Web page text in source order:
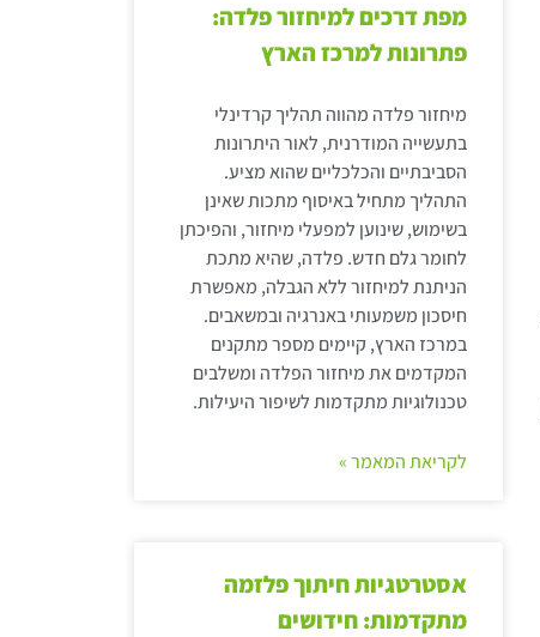
מפת דרכים למיחזור פלדה:
פתרונות למרכז הארץ
מיחזור פלדה מהווה תהליך קרדינלי
בתעשייה המודרנית, לאור היתרונות
הסביבתיים והכלכליים שהוא מציע.
התהליך מתחיל באיסוף מתכות שאינן
בשימוש, שינוען למפעלי מיחזור, והפיכתן
לחומר גלם חדש. פלדה, שהיא מתכת
הניתנת למיחזור ללא הגבלה, מאפשרת
חיסכון משמעותי באנרגיה ובמשאבים.
במרכז הארץ, קיימים מספר מתקנים
המקדמים את מיחזור הפלדה ומשלבים
טכנולוגיות מתקדמות לשיפור היעילות.
לקריאת המאמר »
אסטרטגיות חיתוך פלזמה
מתקדמות: חידושים